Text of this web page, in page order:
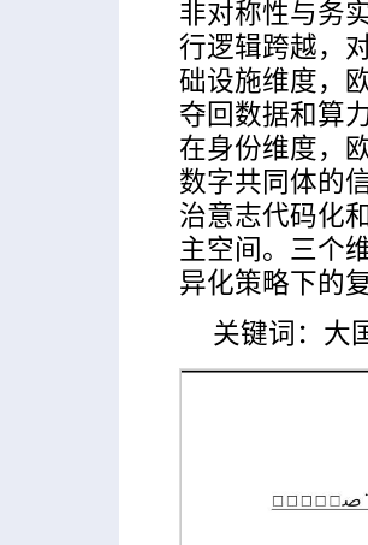
非对称性与务
行逻辑跨越，
础设施维度，
夺回数据和算
在身份维度，
数字共同体的
治意志代码化
主空间。三个
异化策略下的
关键词：大